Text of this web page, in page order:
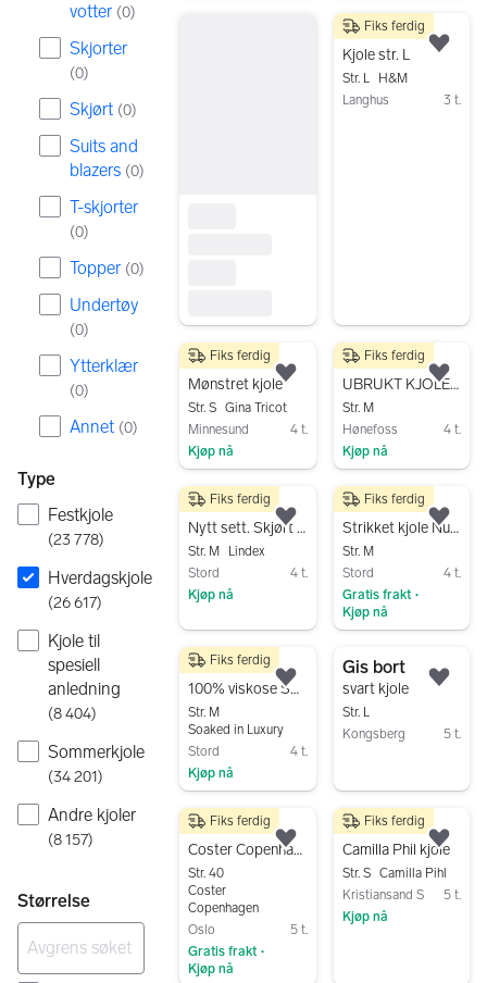
votter (0)
Skjorter
(0)
Skjørt (0)
Suits and
blazers (0)
T-skjorter
(0)
Topper (0)
Undertøy
(0)
Ytterklær
(0)
Annet (0)
Type
Festkjole
(23 778)
Hverdagskjole
(26 617)
Kjole til
spesiell
anledning
(8 404)
Sommerkjole
(34 201)
Andre kjoler
(8 157)
Størrelse
99 kr
Kjole str. L
Str. L
H&M
Langhus
3 t.
Fiks ferdig
120 kr
Mønstret kjole
Str. S Gina Tricot
Minnesund
4 t.
Kjøp nå
Fiks ferdig
Legg til som favoritt.
100 kr
UBRUKT KJOLE ( ved kjøp av 5 plagg gis 20% rabatt )
Str. M
Hønefoss
4 t.
Kjøp nå
Fiks ferdig
320 kr
Nytt sett. Skjørt og omslagstopp
Str. M
Lindex
Stord
4 t.
Kjøp nå
Fiks ferdig
Legg til som favoritt.
Gå til annonsen
300 kr
Strikket kjole Numph
Str. M
Stord
4 t.
Gratis frakt •
Kjøp nå
Fiks ferdig
250 kr
100% viskose Soaked M
Str. M
Soaked in Luxury
Stord
4 t.
Kjøp nå
Fiks ferdig
Legg til som favoritt.
Gis bort
svart kjole
Str. L
Kongsberg
5 t.
280 kr
Coster Copenhagen hverdagskjole str 40 flerfarget dyremønster viskose
Str. 40
Coster
Copenhagen
Oslo
5 t.
Gratis frakt •
Kjøp nå
Fiks ferdig
Legg til som favoritt.
800 kr
Camilla Phil kjole
Str. S Camilla Pihl
Kristiansand S
5 t.
Kjøp nå
Fiks ferdig